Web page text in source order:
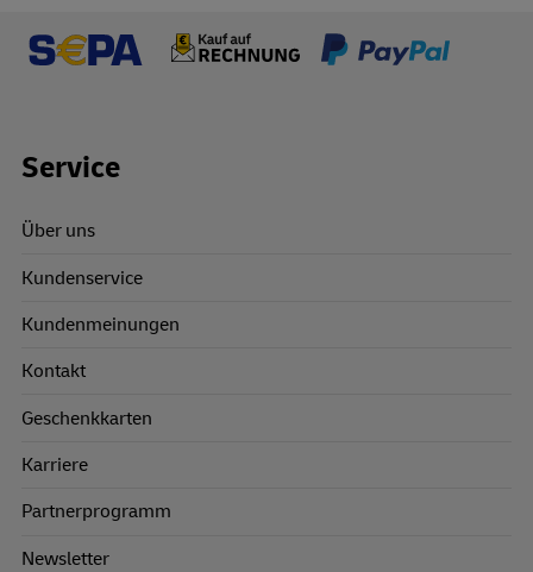
Footer Links
Service
Über uns
Kundenservice
Kundenmeinungen
Kontakt
Geschenkkarten
Karriere
Partnerprogramm
Newsletter